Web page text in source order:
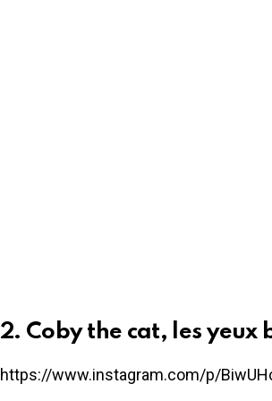
2. Coby the cat, les yeux
https://www.instagram.com/p/